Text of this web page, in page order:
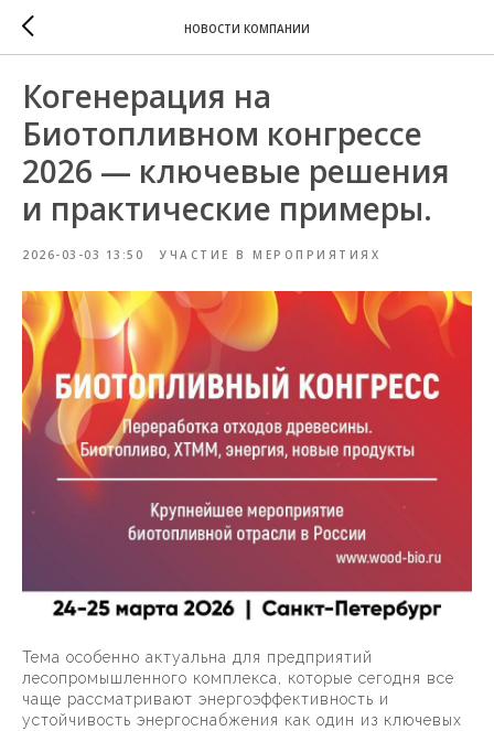
НОВОСТИ КОМПАНИИ
Когенерация на
Биотопливном конгрессе
2026 — ключевые решения
и практические примеры.
2026-03-03 13:50 УЧАСТИЕ В МЕРОПРИЯТИЯХ
Тема особенно актуальна для предприятий
лесопромышленного комплекса, которые сегодня все
чаще рассматривают энергоэффективность и
устойчивость энергоснабжения как один из ключевых